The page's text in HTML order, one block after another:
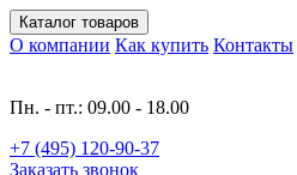
Каталог товаров
О компании Как купить Контакты
Пн. - пт.: 09.00 - 18.00
+7 (495) 120-90-37
Заказать звонок